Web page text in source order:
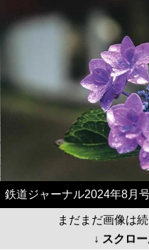
鉄道ジャーナル2024年8月
まだまだ画像は
↓ スクロ